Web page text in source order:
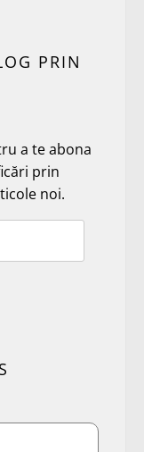
PRIN
a te abona
prin
noi.